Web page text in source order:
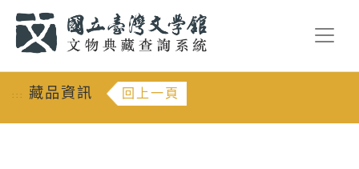
::: 藏品資訊 回上一頁